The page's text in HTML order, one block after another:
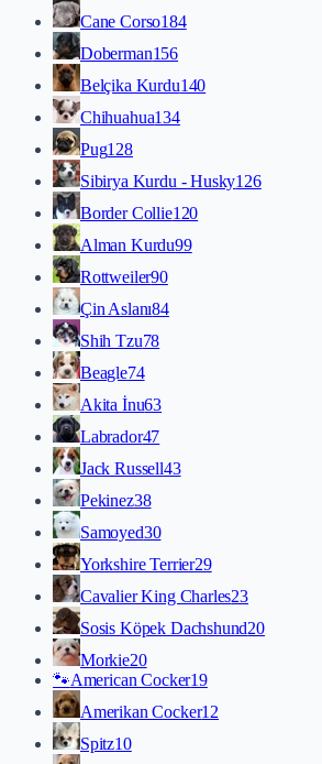
Cane Corso184
Doberman156
Belçika Kurdu140
Chihuahua134
Pug128
Sibirya Kurdu - Husky126
Border Collie120
Alman Kurdu99
Rottweiler90
Çin Aslanı84
Shih Tzu78
Beagle74
Akita İnu63
Labrador47
Jack Russell43
Pekinez38
Samoyed30
Yorkshire Terrier29
Cavalier King Charles23
Sosis Köpek Dachshund20
Morkie20
🐾American Cocker19
Amerikan Cocker12
Spitz10